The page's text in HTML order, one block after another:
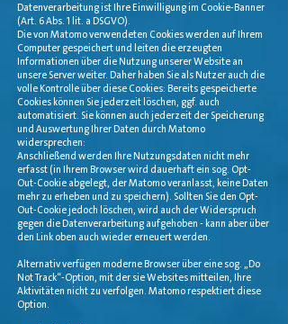
Datenverarbeitung ist Ihre Einwilligung im Cookie-Banner
(Art. 6 Abs. 1 lit. a DSGVO).
Die von Matomo verwendeten Cookies werden auf Ihrem
Computer gespeichert und leiten die erzeugten
Informationen über die Nutzung unserer Website an
unsere Server weiter. Daher haben Sie als Nutzer auch die
volle Kontrolle über diese Cookies: Bereits gespeicherte
Cookies können Sie jederzeit löschen, ggf. auch
automatisiert. Sie können auch jederzeit der Speicherung
und Auswertung Ihrer Daten durch Matomo
widersprechen:
Anschließend werden Ihre Nutzungsdaten nicht mehr
erfasst (in Ihrem Browser wird dauerhaft ein sog. Opt-
Out-Cookie abgelegt, der Matomo veranlasst, keine Daten
mehr zu erheben und zu speichern). Sollten Sie den Opt-
Out-Cookie jedoch löschen, wird auch der Widerspruch
gegen die Datenverarbeitung aufgehoben - kann aber über
den Link oben auch wieder erneuert werden.
Alternativ verfügen moderne Browser über eine sog. „Do
Not Track“-Option, mit der sie Websites mitteilen, Ihre
Aktivitäten nicht zu verfolgen. Matomo respektiert diese
Option.